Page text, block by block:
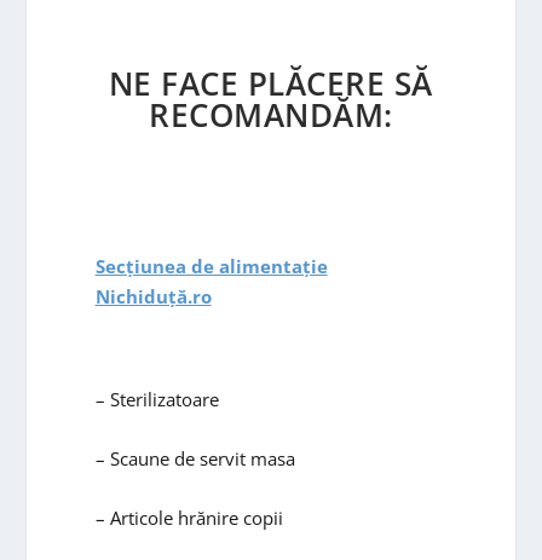
NE FACE PLĂCERE SĂ
RECOMANDĂM:
Secțiunea de alimentație
Nichiduță.ro
– Sterilizatoare
– Scaune de servit masa
– Articole hrănire copii